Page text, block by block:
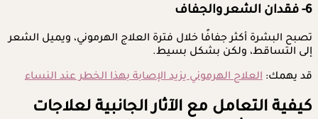
6- فقدان الشعر والجفاف
تصبح البشرة أكثر جفافًا خلال فترة العلاج الهرموني، ويميل الشعر
إلى التساقط، ولكن بشكل بسيط.
قد يهمك: العلاج الهرموني يزيد الإصابة بهذا الخطر عند النساء
كيفية التعامل مع الآثار الجانبية لعلاجات